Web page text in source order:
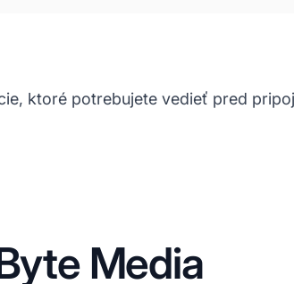
ktoré potrebujete vedieť pred
Media